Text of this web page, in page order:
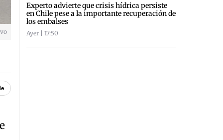
Experto advierte que crisis hídrica persiste
en Chile pese a la importante recuperación de
los embalses
Ayer | 17:50